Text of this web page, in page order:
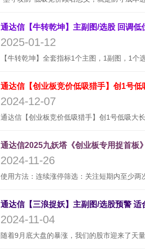
2025-01-12
通达信【创业板竞价低吸猎手】创1号
2024-12-07
通达信2025九妖塔《创业板专用捉首板
2024-11-26
2024-11-04